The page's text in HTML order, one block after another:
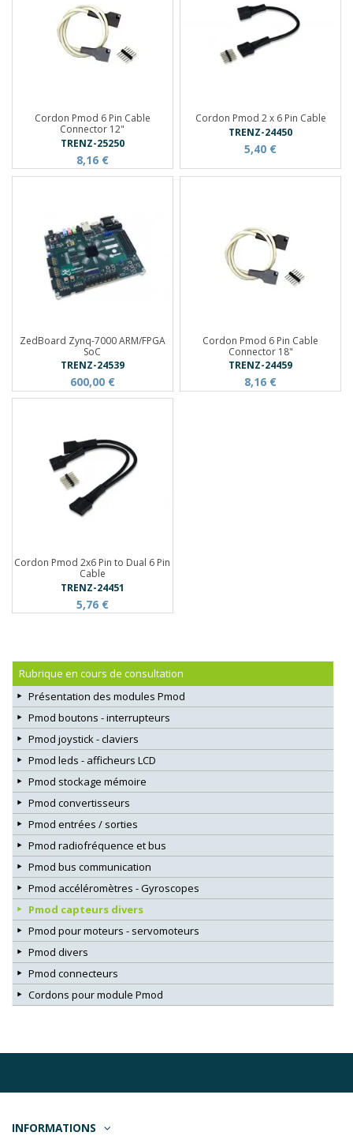
Cordon Pmod 6 Pin Cable
Connector 12"
TRENZ-25250
8,16 €
Cordon Pmod 2 x 6 Pin Cable
TRENZ-24450
5,40 €
ZedBoard Zynq-7000 ARM/FPGA
SoC
TRENZ-24539
600,00 €
Cordon Pmod 6 Pin Cable
Connector 18"
TRENZ-24459
8,16 €
Cordon Pmod 2x6 Pin to Dual 6 Pin
Cable
TRENZ-24451
5,76 €
Rubrique en cours de consultation
Présentation des modules Pmod
Pmod boutons - interrupteurs
Pmod joystick - claviers
Pmod leds - afficheurs LCD
Pmod stockage mémoire
Pmod convertisseurs
Pmod entrées / sorties
Pmod radiofréquence et bus
Pmod bus communication
Pmod accéléromètres - Gyroscopes
Pmod capteurs divers
Pmod pour moteurs - servomoteurs
Pmod divers
Pmod connecteurs
Cordons pour module Pmod
INFORMATIONS